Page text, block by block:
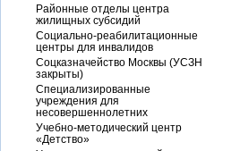
Районные отделы центра
жилищных субсидий
Социально-реабилитационные
центры для инвалидов
Соцказначейство Москвы (УСЗН
закрыты)
Специализированные
учреждения для
несовершеннолетних
Учебно-методический центр
«Детство»